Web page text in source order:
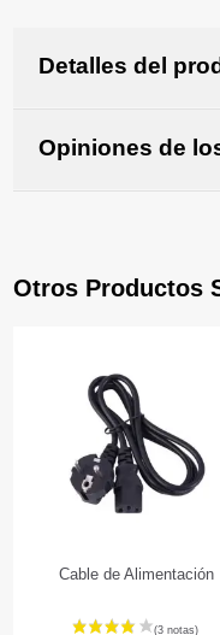
Detalles del
Opiniones de
Otros Productos
Cable de Alimentación